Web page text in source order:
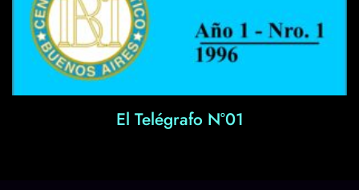
El Telégrafo N°01